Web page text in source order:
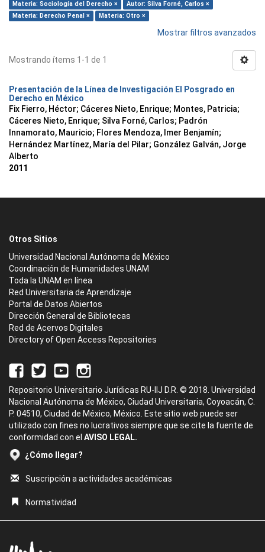
Materia: Sociología del Derecho ×
Autor: Silva Forné, Carlos ×
Materia: Derecho Penal ×
Materia: Otro ×
Mostrar filtros avanzados
Mostrando ítems 1-1 de 1
Presentación de la Línea de Investigación El Posgrado en
Derecho en México
Fix Fierro, Héctor; Cáceres Nieto, Enrique; Montes, Patricia;
Cáceres Nieto, Enrique; Silva Forné, Carlos; Padrón
Innamorato, Mauricio; Flores Mendoza, Imer Benjamín;
Hernández Martínez, María del Pilar; González Galván, Jorge
Alberto
2011
Otros Sitios
Universidad Nacional Autónoma de México
Coordinación de Humanidades UNAM
Toda la UNAM en línea
Red Universitaria de Aprendizaje
Portal de Datos Abiertos
Dirección General de Bibliotecas
Red de Acervos Digitales
Directory of Open Access Repositories
Repositorio Universitario Jurídicas RU-IIJ D.R. © 2018. Universidad
Nacional Autónoma de México, Ciudad Universitaria, Coyoacán, C.
P. 04510, Ciudad de México, México. Este sitio web puede ser
utilizado con fines no lucrativos siempre que se cite la fuente de
conformidad con el AVISO LEGAL.
¿Cómo llegar?
Suscripción a actividades académicas
Normatividad